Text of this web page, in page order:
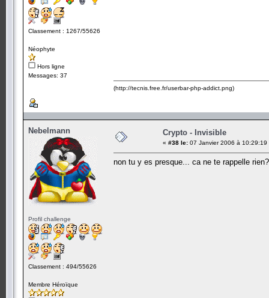
Classement : 1267/55626
Néophyte
Hors ligne
Messages: 37
(http://tecnis.free.fr/userbar-php-addict.png)
Nebelmann
Profil challenge
Classement : 494/55626
Membre Héroïque
Crypto - Invisible
« #38 le: 07 Janvier 2006 à 10:29:19
non tu y es presque... ca ne te rappelle rien?